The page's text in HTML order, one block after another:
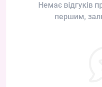
Немає відгуків
першим,